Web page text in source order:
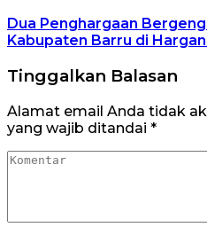
Dua Penghargaan
Kabupaten Barru di
Tinggalkan Balasan
Alamat email Anda tidak
yang wajib ditandai *